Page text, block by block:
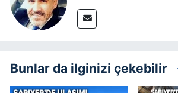
Bunlar da ilginizi çekebilir